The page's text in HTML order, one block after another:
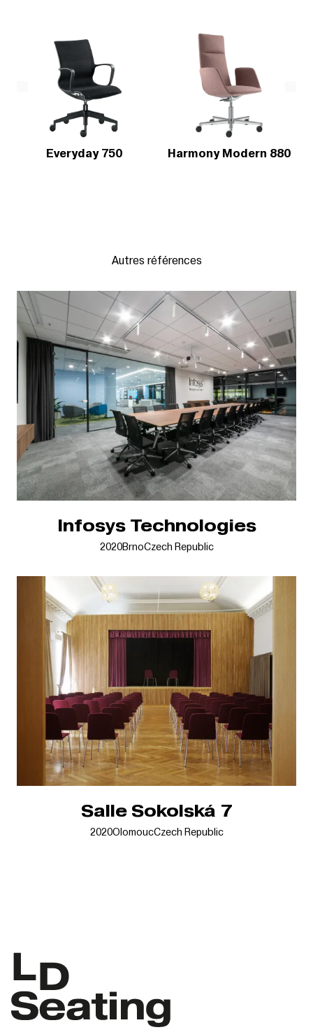
Everyday 750 Harmony Modern 880
Autres références
Infosys Technologies
2020BrnoCzech Republic
Salle Sokolská 7
2020OlomoucCzech Republic